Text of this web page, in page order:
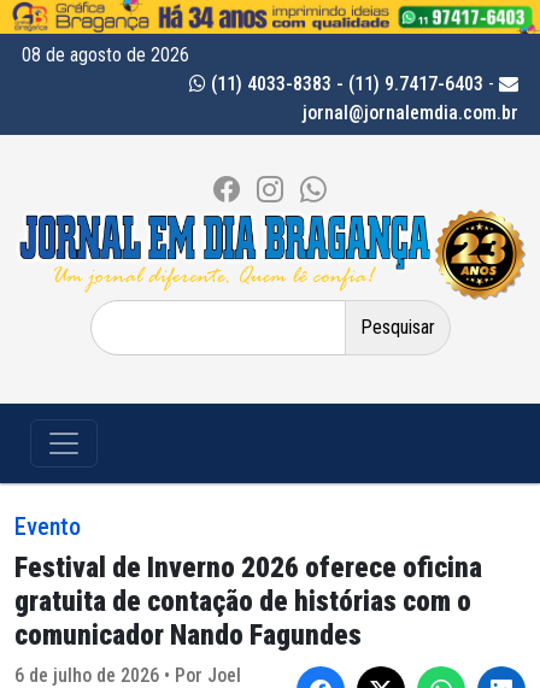
08 de agosto de 2026
(11) 4033-8383 - (11) 9.7417-6403 -
jornal@jornalemdia.com.br
Pesquisar
por:
Evento
Festival de Inverno 2026 oferece oficina
gratuita de contação de histórias com o
comunicador Nando Fagundes
6 de julho de 2026 • Por Joel